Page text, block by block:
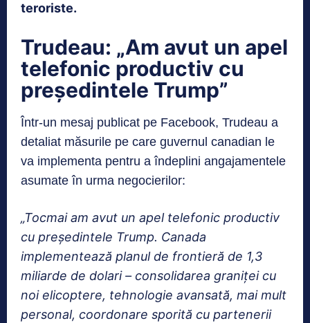
teroriste.
Trudeau: „Am avut un apel
telefonic productiv cu
președintele Trump”
Într-un mesaj publicat pe Facebook, Trudeau a
detaliat măsurile pe care guvernul canadian le
va implementa pentru a îndeplini angajamentele
asumate în urma negocierilor:
„Tocmai am avut un apel telefonic productiv
cu președintele Trump. Canada
implementează planul de frontieră de 1,3
miliarde de dolari – consolidarea graniței cu
noi elicoptere, tehnologie avansată, mai mult
personal, coordonare sporită cu partenerii